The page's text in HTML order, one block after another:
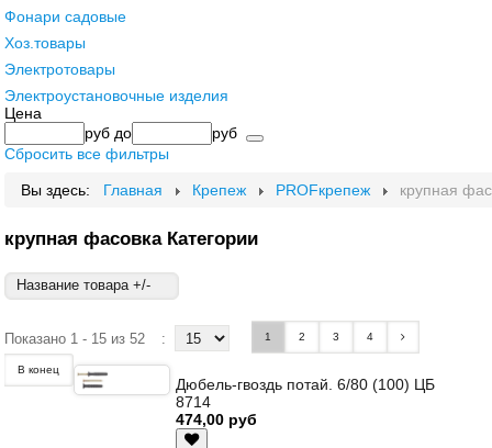
Фонари садовые
Хоз.товары
Электротовары
Электроустановочные изделия
Цена
руб до
руб
Сбросить все фильтры
Вы здесь: Главная Крепеж PROFкрепеж крупная
крупная фасовка Категории
Название товара +/-
Показано 1 - 15 из 52 : 1 2 3 4
В конец
Дюбель-гвоздь потай. 6/80 (100) ЦБ
8714
474,00 руб